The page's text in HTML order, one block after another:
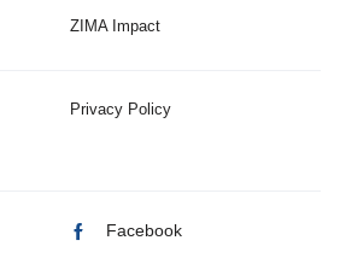
ZIMA Impact
Privacy Policy
Facebook